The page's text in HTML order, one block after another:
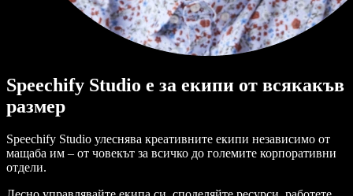
Speechify Studio е за екипи от всякакъв
размер
Speechify Studio улеснява креативните екипи независимо от
мащаба им – от човекът за всичко до големите корпоративни
отдели.